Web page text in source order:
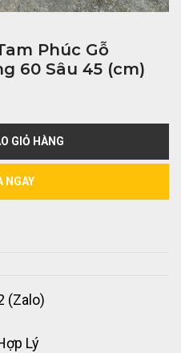
Phúc Gỗ
60 Sâu 45 (cm)
GIỎ HÀNG
NGAY
(Zalo)
Lý